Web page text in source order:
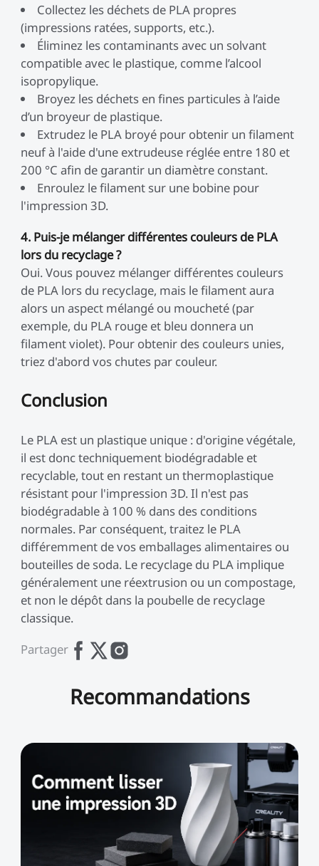
Collectez les déchets de PLA propres
(impressions ratées, supports, etc.).
Éliminez les contaminants avec un solvant
compatible avec le plastique, comme l’alcool
isopropylique.
Broyez les déchets en fines particules à l’aide
d’un broyeur de plastique.
Extrudez le PLA broyé pour obtenir un filament
neuf à l'aide d'une extrudeuse réglée entre 180 et
200 °C afin de garantir un diamètre constant.
Enroulez le filament sur une bobine pour
l'impression 3D.
4. Puis-je mélanger différentes couleurs de PLA
lors du recyclage ?
Oui. Vous pouvez mélanger différentes couleurs
de PLA lors du recyclage, mais le filament aura
alors un aspect mélangé ou moucheté (par
exemple, du PLA rouge et bleu donnera un
filament violet). Pour obtenir des couleurs unies,
triez d'abord vos chutes par couleur.
Conclusion
Le PLA est un plastique unique : d'origine végétale,
il est donc techniquement biodégradable et
recyclable, tout en restant un thermoplastique
résistant pour l'impression 3D. Il n'est pas
biodégradable à 100 % dans des conditions
normales. Par conséquent, traitez le PLA
différemment de vos emballages alimentaires ou
bouteilles de soda. Le recyclage du PLA implique
généralement une réextrusion ou un compostage,
et non le dépôt dans la poubelle de recyclage
classique.
Partager
Recommandations